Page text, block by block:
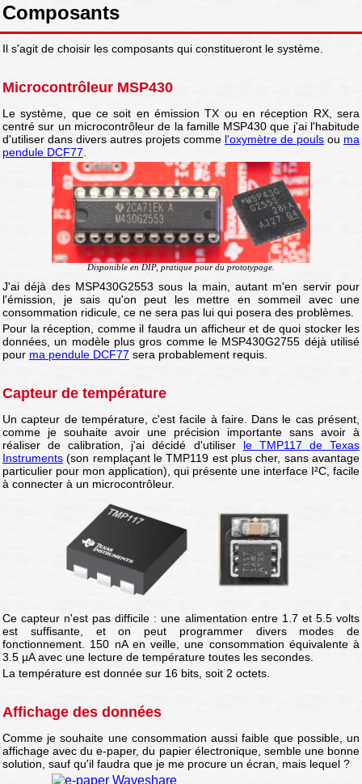
Composants
Il s'agit de choisir les composants qui constitueront le système.
Microcontrôleur MSP430
Le système, que ce soit en émission TX ou en réception RX, sera
centré sur un microcontrôleur de la famille MSP430 que j'ai l'habitude
d'utiliser dans divers autres projets comme l'oxymètre de pouls ou ma
pendule DCF77
Disponible en DIP, pratique pour du prototypage.
J'ai déjà des MSP430G2553 sous la main, autant m'en servir pour
l'émission, je sais qu'on peut les mettre en sommeil avec une
consommation ridicule, ce ne sera pas lui qui posera des problèmes.
Pour la réception, comme il faudra un afficheur et de quoi stocker les
données, un modèle plus gros comme le MSP430G2755 déjà utilisé
pour ma pendule DCF77 sera probablement requis.
Capteur de température
Un capteur de température, c'est facile à faire. Dans le cas présent,
comme je souhaite avoir une précision importante sans avoir à
réaliser de calibration, j'ai décidé d'utiliser le TMP117 de Texas
Instruments (son remplaçant le TMP119 est plus cher, sans avantage
particulier pour mon application), qui présente une interface I²C, facile
à connecter à un microcontrôleur.
Ce capteur n'est pas difficile : une alimentation entre 1.7 et 5.5 volts
est suffisante, et on peut programmer divers modes de
fonctionnement. 150 nA en veille, une consommation équivalente à
3.5 µA avec une lecture de température toutes les secondes.
La température est donnée sur 16 bits, soit 2 octets.
Affichage des données
Comme je souhaite une consommation aussi faible que possible, un
affichage avec du e-paper, du papier électronique, semble une bonne
solution, sauf qu'il faudra que je me procure un écran, mais lequel ?